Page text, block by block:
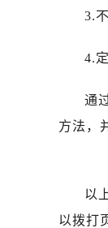
3.
4.
通
方法，
以
以拨打